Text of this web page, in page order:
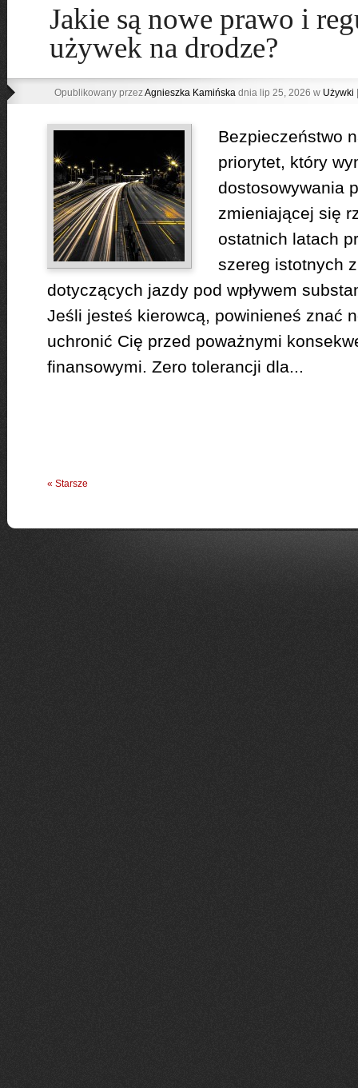
Jakie są nowe prawo i
używek na drodze?
Opublikowany przezAgnieszka Kamińskadnia lip 25, 2026 w Używki
Bezpieczeństwo
priorytet, który
dostosowywania
zmieniającej się
ostatnich latach
szereg istotnych
dotyczących jazdy pod wpływem
Jeśli jesteś kierowcą, powinieneś znać
uchronić Cię przed poważnymi
finansowymi. Zero tolerancji dla...
« Starsze